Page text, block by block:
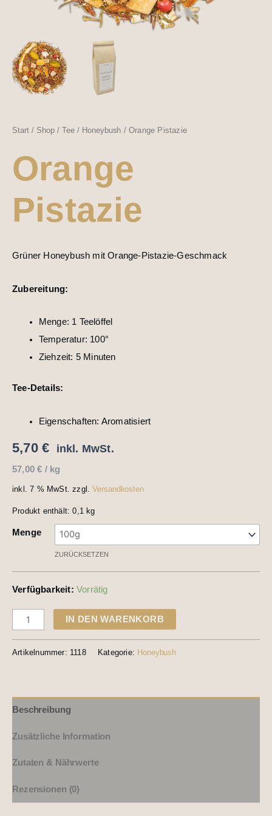
Start/ Shop/Tee/ Honeybush / Orange Pistazie
Orange
Pistazie
Grüner Honeybush mit Orange-Pistazie-Geschmack
Zubereitung:
Menge: 1 Teelöffel
Temperatur: 100°
Ziehzeit: 5 Minuten
Tee-Details:
Eigenschaften: Aromatisiert
5,70 € inkl. MwSt.
57,00€ / kg
inkl. 7 % MwSt. zzgl.Versandkosten
Produkt enthält: 0,1 kg
Menge
ZURÜCKSETZEN
Verfügbarkeit: Vorrätig
IN DEN WARENKORB
Artikelnummer: 1118 Kategorie: Honeybush
Beschreibung
Zusätzliche Information
Zutaten & Nährwerte
Rezensionen (0)